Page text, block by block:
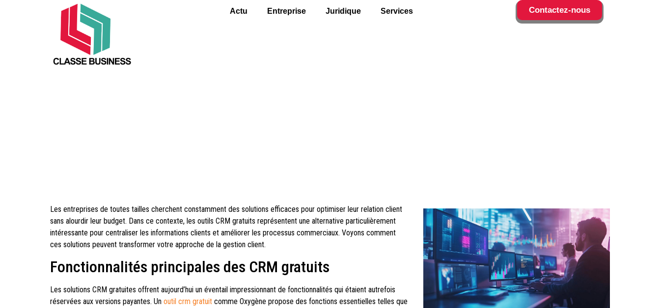
Actu Entreprise Juridique Services Contactez-nous
Les entreprises de toutes tailles cherchent constamment des solutions efficaces pour optimiser leur relation client
sans alourdir leur budget. Dans ce contexte, les outils CRM gratuits représentent une alternative particulièrement
intéressante pour centraliser les informations clients et améliorer les processus commerciaux. Voyons comment
ces solutions peuvent transformer votre approche de la gestion client.
Fonctionnalités principales des CRM gratuits
Les solutions CRM gratuites offrent aujourd’hui un éventail impressionnant de fonctionnalités qui étaient autrefois
réservées aux versions payantes. Un outil crm gratuit comme Oxygène propose des fonctions essentielles telles que